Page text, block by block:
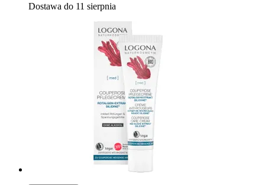
Dostawa do 11 sierpnia